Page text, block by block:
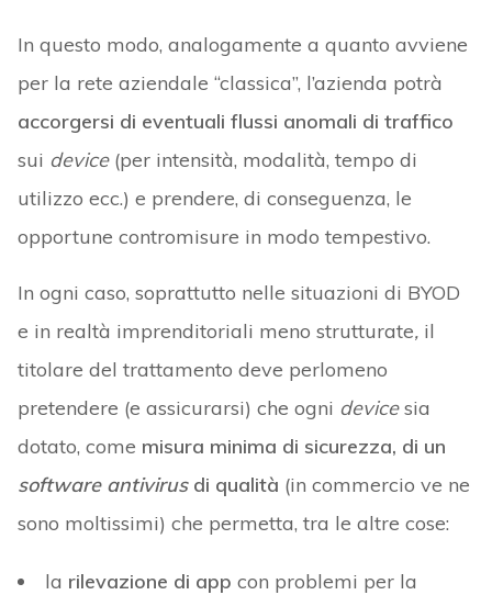
In questo modo, analogamente a quanto avviene
per la rete aziendale “classica”, l’azienda potrà
accorgersi di eventuali flussi anomali di traffico
sui device(per intensità, modalità, tempo di
utilizzo ecc.) e prendere, di conseguenza, le
opportune contromisure in modo tempestivo.
In ogni caso, soprattutto nelle situazioni di BYOD
e in realtà imprenditoriali meno strutturate, il
titolare del trattamento deve perlomeno
pretendere (e assicurarsi) che ogni devicesia
dotato, come misura minima di sicurezza, di un
software antivirusdi qualità (in commercio ve ne
sono moltissimi) che permetta, tra le altre cose:
la rilevazione di app con problemi per la